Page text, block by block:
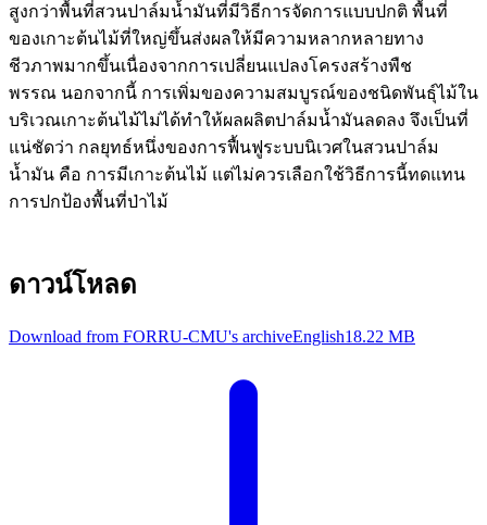
สูงกว่าพื้นที่สวนปาล์มน้ำมันที่มีวิธีการจัดการแบบปกติ พื้นที่
ของเกาะต้นไม้ที่ใหญ่ขึ้นส่งผลให้มีความหลากหลายทาง
ชีวภาพมากขึ้นเนื่องจากการเปลี่ยนแปลงโครงสร้างพืช
พรรณ นอกจากนี้ การเพิ่มของความสมบูรณ์ของชนิดพันธุ์ไม้ใน
บริเวณเกาะต้นไม้ไม่ได้ทำให้ผลผลิตปาล์มน้ำมันลดลง จึงเป็นที่
แน่ชัดว่า กลยุทธ์หนึ่งของการฟื้นฟูระบบนิเวศในสวนปาล์ม
น้ำมัน คือ การมีเกาะต้นไม้ แต่ไม่ควรเลือกใช้วิธีการนี้ทดแทน
การปกป้องพื้นที่ป่าไม้
ดาวน์โหลด
Download from FORRU-CMU's archiveEnglish18.22 MB